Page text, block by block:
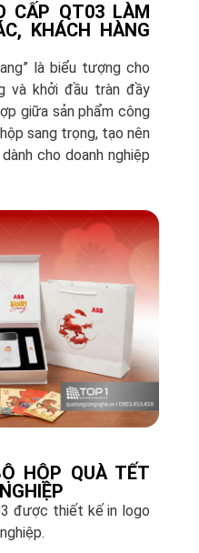
CẤP QT03 LÀM
KHÁCH HÀNG
là biểu tượng cho
và khởi đầu tràn đầy
giữa sản phẩm công
sang trọng, tạo nên
cho doanh nghiệp
HỘP QUÀ TẾT
được thiết kế in logo